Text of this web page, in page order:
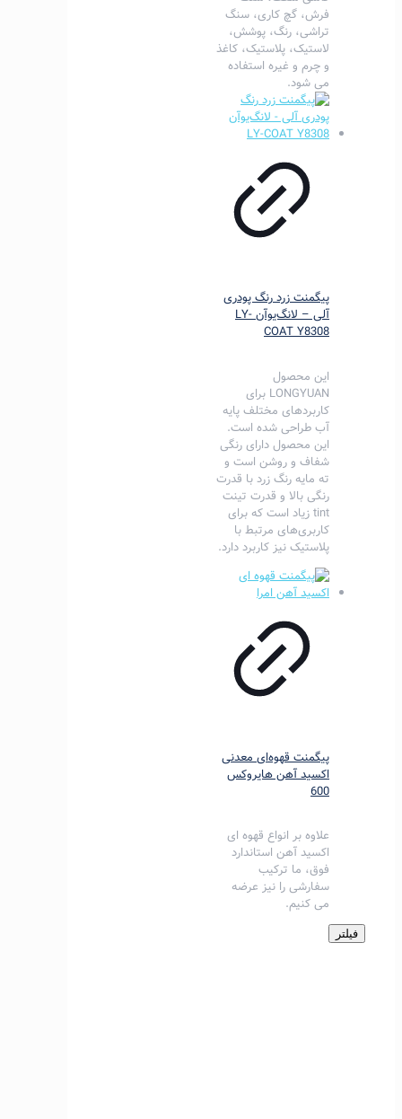
فرش، گچ کاری، سنگ
تراشی، رنگ، پوشش،
لاستیک، پلاستیک، کاغذ
و چرم و غیره استفاده
می شود.
پیگمنت زرد رنگ پودری
آلی – لانگ‌یوآن LY-
COAT Y8308
این محصول
LONGYUAN برای
کاربردهای مختلف پایه
آب طراحی شده است.
این محصول دارای رنگی
شفاف و روشن است و
ته مایه رنگ زرد با قدرت
رنگی بالا و قدرت تینت
tint زیاد است که برای
کاربری‌های مرتبط با
پلاستیک نیز کاربرد دارد.
پیگمنت قهوه‌ای معدنی
اکسید آهن هایروکس
600
علاوه بر انواع قهوه ای
اکسید آهن استاندارد
فوق، ما ترکیب
سفارشی را نیز عرضه
می کنیم.
فیلتر